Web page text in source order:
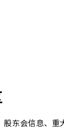
股东会信息、重